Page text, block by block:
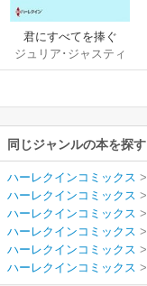
君にすべてを捧ぐ
ジュリア･ジャスティ
ス/伊坂奈々
同じジャンルの本を探す
ハーレクインコミックス >
ハーレクインコミックス >
ハーレクインコミックス >
ハーレクインコミックス >
ハーレクインコミックス >
ハーレクインコミックス >